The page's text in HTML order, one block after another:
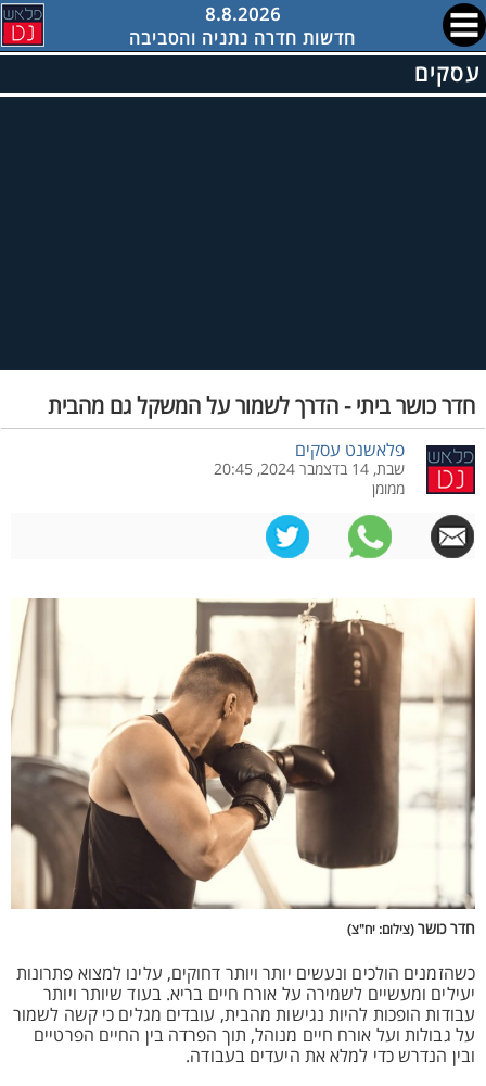
8.8.2026
חדשות חדרה נתניה והסביבה
עסקים
חדר כושר ביתי - הדרך לשמור על המשקל גם מהבית
פלאשנט עסקים
שבת, 14 בדצמבר 2024, 20:45
ממומן
חדר כושר (צילום: יח"צ)
כשהזמנים הולכים ונעשים יותר ויותר דחוקים, עלינו למצוא פתרונות
יעילים ומעשיים לשמירה על אורח חיים בריא. בעוד שיותר ויותר
עבודות הופכות להיות נגישות מהבית, עובדים מגלים כי קשה לשמור
על גבולות ועל אורח חיים מנוהל, תוך הפרדה בין החיים הפרטיים
ובין הנדרש כדי למלא את היעדים בעבודה.